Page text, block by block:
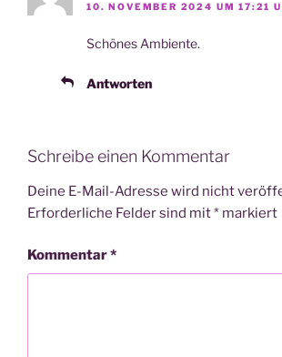
10. NOVEMBER 2024 UM 17:21
Schö­nes Ambiente.
Antworten
Schreibe einen Kommentar
Deine E-Mail-Adresse wird nicht
Erforderliche Felder sind mit* markiert
Kommentar*